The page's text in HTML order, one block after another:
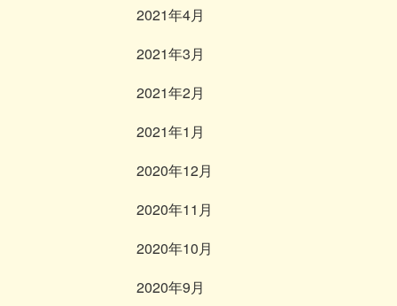
2021年4月
2021年3月
2021年2月
2021年1月
2020年12月
2020年11月
2020年10月
2020年9月